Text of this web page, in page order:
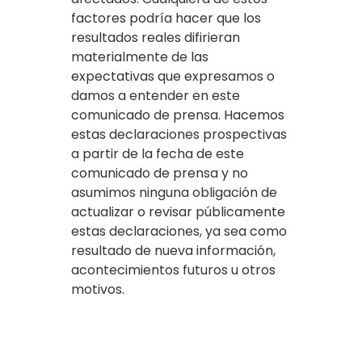
factores podría hacer que los
resultados reales difirieran
materialmente de las
expectativas que expresamos o
damos a entender en este
comunicado de prensa. Hacemos
estas declaraciones prospectivas
a partir de la fecha de este
comunicado de prensa y no
asumimos ninguna obligación de
actualizar o revisar públicamente
estas declaraciones, ya sea como
resultado de nueva información,
acontecimientos futuros u otros
motivos.